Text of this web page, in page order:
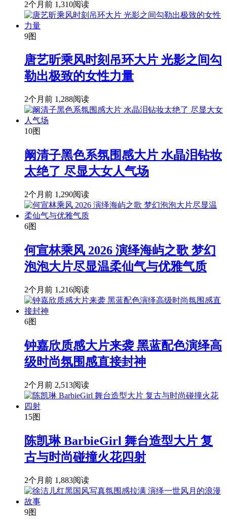
2个月前 1,310阅读
9图
唐艺昕乘风时刻吊环大片 光影之间勾
勒出极致的女性力量
2个月前 1,288阅读
10图
阚清子黑色系氛围感大片 水晶泪钻妆
太绝了 尽显大女人气场
2个月前 1,290阅读
6图
何宣林乘风 2026 演绎海屿之歌 梦幻
泡泡大片尽显温柔仙气与优雅气质
2个月前 1,216阅读
6图
钟嘉欣质感大片来袭 黑蓝配色演绎高
级时尚氛围感直接封神
2个月前 2,513阅读
15图
陈凯琳 BarbieGirl 舞台造型大片 复
古与时尚碰撞火花四射
2个月前 1,883阅读
9图